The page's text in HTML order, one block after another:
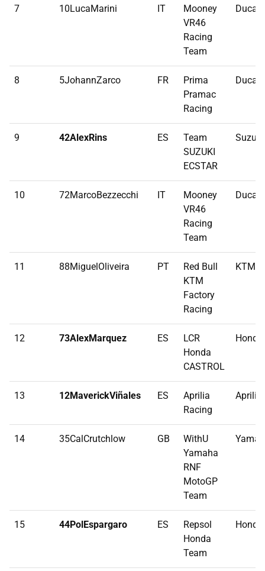
7 10LucaMarini IT
Mooney
VR46
Racing
Team
Ducati
8 5JohannZarco FR
Prima
Pramac
Racing
Ducati
9 42AlexRins ES
Team
SUZUKI
ECSTAR
Suzuki
10 72MarcoBezzecchi IT
Mooney
VR46
Racing
Team
Ducati
11 88MiguelOliveira PT
Red Bull
KTM
Factory
Racing
KTM
12 73AlexMarquez ES
LCR
Honda
CASTROL
Honda
13 12MaverickViñales ES
Aprilia
Racing
Aprilia
14 35CalCrutchlow GB
WithU
Yamaha
RNF
MotoGP
Team
15 44PolEspargaro ES
Repsol
Honda
Team
Honda